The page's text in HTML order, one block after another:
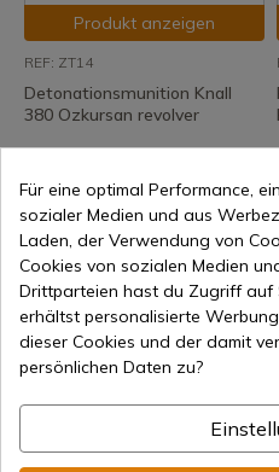
Produkt anzeigen
REF: ZT14
Detonationsmunition Knall
380 Ozkursan revolver
Auf Lager – Sofortiger Versand
21,90 €
REF: 112-41341
Für eine optimal Performance,
sozialer Medien und aus
Laden, der Verwendung von
Cookies von sozialen Medien
Drittparteien hast du Zugriff auf
erhältst personalisierte
dieser Cookies und der damit
persönlichen Daten zu?